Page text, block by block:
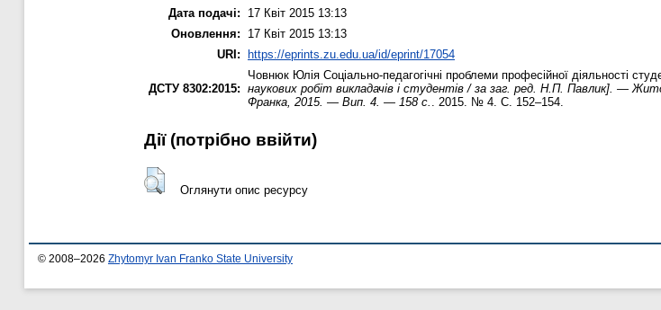
Дата подачі:
17 Квіт 2015 13:13
Оновлення:
17 Квіт 2015 13:13
URI: https://eprints.zu.edu.ua/id/eprint/17054
ДСТУ 8302:2015:
Човнюк Юлія Соціально-педагогічні проблеми професійної діяльності
наукових робіт викладачів і студентів / за заг. ред. Н.П. Павлик]. —
Франка, 2015. — Вип. 4. — 158 с.
. 2015. № 4. С. 152–154.
Дії ​​(потрібно ввійти)
Оглянути опис ресурсу
© 2008–2026 Zhytomyr Ivan Franko State University